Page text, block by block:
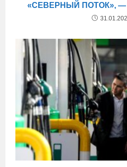
«СЕВЕРНЫЙ ПОТОК», —